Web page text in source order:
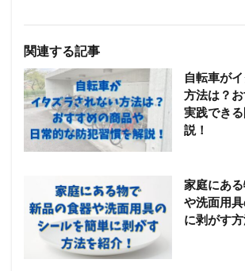
関連する記事
自転車が
方法は？
実践でき
説！
家庭にあ
や洗面用
に剥がす方